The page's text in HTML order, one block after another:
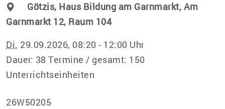
Götzis, Haus Bildung am Garnmarkt, Am
Garnmarkt 12, Raum 104
Di. 29.09.2026, 08:20 - 12:00 Uhr
Dauer: 38 Termine / gesamt: 150
Unterrichtseinheiten
26W50205